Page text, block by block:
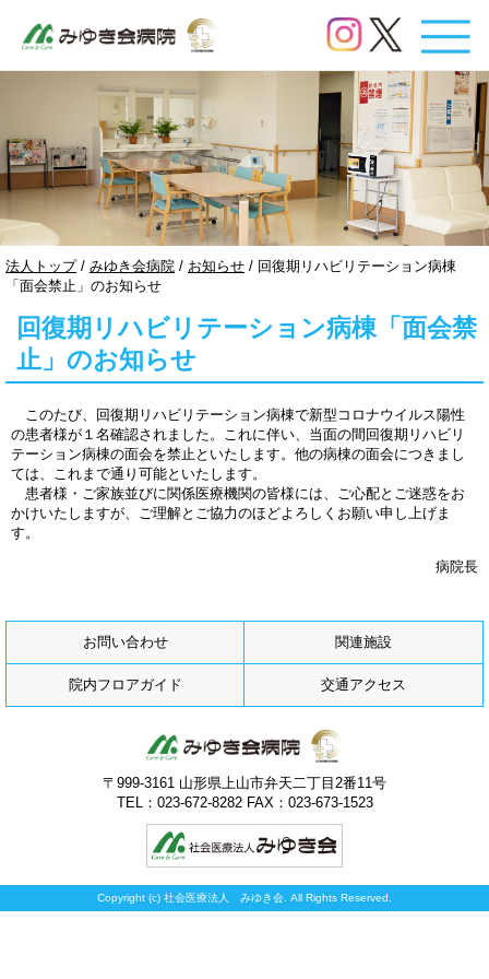
現
在
置：
法人トップ/ みゆき会病院 / お知らせ / 回復期リハビリテーション病棟
「面会禁止」のお知らせ
回復期リハビリテーション病棟「面会禁
止」のお知らせ
このたび、回復期リハビリテーション病棟で新型コロナウイルス陽性
の患者様が１名確認されました。これに伴い、当面の間回復期リハビリ
テーション病棟の面会を禁止といたします。他の病棟の面会につきまし
ては、これまで通り可能といたします。
患者様・ご家族並びに関係医療機関の皆様には、ご心配とご迷惑をお
かけいたしますが、ご理解とご協力のほどよろしくお願い申し上げま
す。
病院長
お問い合わせ 関連施設
院内フロアガイド 交通アクセス
〒999-3161 山形県上山市弁天二丁目2番11号
TEL：023-672-8282 FAX：023-673-1523
Copyright (c) 社会医療法人 みゆき会. All Rights Reserved.